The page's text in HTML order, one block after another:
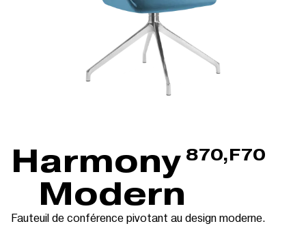
Harmony
Modern
870,F70
Fauteuil de conférence pivotant au design moderne.